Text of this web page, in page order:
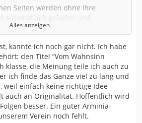
Seiten werden ohne Ihre
automatisch geladen und
externen Inhalte anzeigen
der externen Inhalte erklären Sie sich
personenbezogene Daten an
werden. Mehr Informationen dazu
zur Verfügung
"Vom Wahnsinn angetrieben"-
Alles anzeigen
kannte ich noch gar nicht. Ich habe
den Titel “Vom Wahnsinn
klasse, die Meinung teile ich auch zu
ich finde das Ganze viel zu lang und
weil einfach keine richtige Idee
auch an Originalität. Hoffentlich wird
besser. Ein guter Arminia-
Verein noch fehlt.